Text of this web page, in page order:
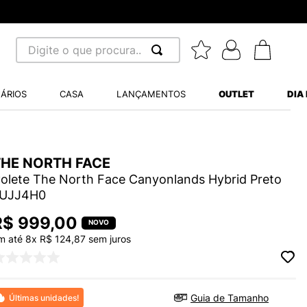
Digite o que procura...
CASA LANÇAMENTOS OUTLET DIA
NORTH FACE
The North Face Canyonlands Hybrid Preto
999,00
até8x R$ 124,87 sem juros
Últimas unidades! Guia de Tamanho
BALANCE 530